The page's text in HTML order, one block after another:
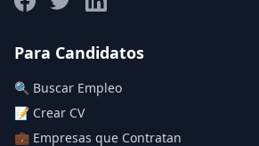
Para Candidatos
🔍 Buscar Empleo
📝 Crear CV
💼 Empresas que Contratan